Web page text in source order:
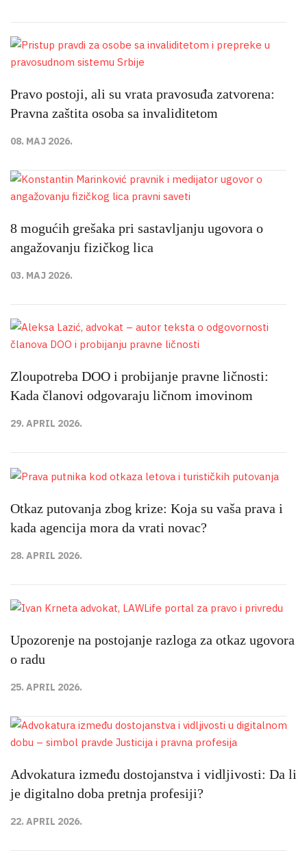
Pravo postoji, ali su vrata pravosuđa zatvorena:
Pravna zaštita osoba sa invaliditetom
08. MAJ 2026.
8 mogućih grešaka pri sastavljanju ugovora o
angažovanju fizičkog lica
03. MAJ 2026.
Zloupotreba DOO i probijanje pravne ličnosti:
Kada članovi odgovaraju ličnom imovinom
29. APRIL 2026.
Otkaz putovanja zbog krize: Koja su vaša prava i
kada agencija mora da vrati novac?
28. APRIL 2026.
Upozorenje na postojanje razloga za otkaz ugovora
o radu
25. APRIL 2026.
Advokatura između dostojanstva i vidljivosti: Da li
je digitalno doba pretnja profesiji?
22. APRIL 2026.